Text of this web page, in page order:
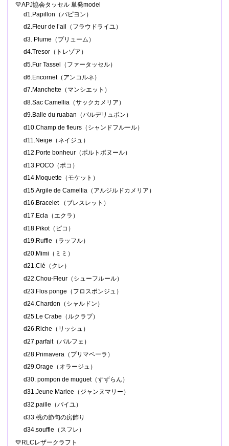
💛APJ協会タッセル 単発model
d1.Papillon（パピヨン）
d2.Fleur de l’ail（フラウドライユ）
d3. Plume（プリューム）
d4.Tresor（トレゾア）
d5.Fur Tassel（ファータッセル）
d6.Encornet（アンコルネ）
d7.Manchette（マンシエット）
d8.Sac Camellia（サックカメリア）
d9.Balle du ruaban（バルデリュボン）
d10.Champ de fleurs（シャンドフルール）
d11.Neige（ネイジュ）
d12.Porte bonheur（ポルトボヌール）
d13.POCO（ポコ）
d14.Moquette（モケット）
d15.Argile de Camellia（アルジルドカメリア）
d16.Bracelet （ブレスレット）
d17.Ecla（エクラ）
d18.Pikot（ピコ）
d19.Ruffle（ラッフル）
d20.Mimi（ミミ）
d21.Clé（クレ）
d22.Chou-Fleur（シューフルール）
d23.Flos ponge（フロスポンジュ）
d24.Chardon（シャルドン）
d25.Le Crabe（ルクラブ）
d26.Riche（リッシュ）
d27.parfait（パルフェ）
d28.Primavera（プリマベーラ）
d29.Orage（オラージュ）
d30. pompon de muguet（すずらん）
d31.Jeune Mariee（ジャンヌマリー）
d32.paille（パイユ）
d33.桃の節句の房飾り
d34.souffle（スフレ）
💛RLCレザークラフト